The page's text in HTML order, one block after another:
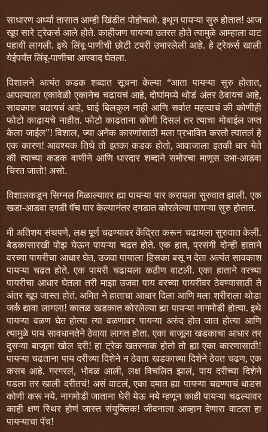
साधारण अर्ध्या तासात आम्ही खिंडीत पोहोचलो. इथून पायऱ्या सुरु होतात! आज
खूप सारे ट्रेकर्स आले होते. काहीजण पायऱ्या उतरत होते त्यामुळे आम्हाला वाट
पहावी लागली. इथे लिंबू-पाणीची छोटी टपरी उभारलेली आहे. हे ट्रेकर्स खाली
येईपर्यंत लिंबू-पाणीचा आस्वाद घेतला.
विशालने अत्यंत कडक शब्दात सूचना केल्या “आता पायऱ्या सुरु होतात,
आपल्याला एकावेळी एकानेच चढायचं आहे, दोघांमध्ये थोडं अंतर ठेवायचं आहे,
सावकाश चढायचं आहे, घाई बिलकुल नाही आणि सर्वात महत्वाचं की कोणीही
फोटो काढायचे नाहीत. फोटो काढताना कोणी दिसलं तर त्याचा मोबाईल जप्त
केला जाईल”! विशाल, ज्या अनेक कारणांसाठी मला प्रभावित करतो त्यातलं हे
एक कारण! आवश्यक तिथे तो इतका कडक होतो, आवाजाला इतकी धार येते
की त्याच्या कडक वाणीने आणि धारदार शब्दाने समोरचा माणूस उभा-आडवा
चिरत जातो! असो.
विशालकडून सिग्नल मिळाल्यावर ह्या पायऱ्या पार करायला सुरुवात झाली. एक
खडा-आडवा दगडी पॅच पार केल्यानंतर दगडात कोरलेल्या पायऱ्या सुरु होतात.
मी अतिशय संथपणे, लक्ष पूर्ण चढण्यावर केंद्रित करून चढायला सुरुवात केली.
बेडकासारखी पोझ घेऊन पायऱ्या चढत होते. एक हात, प्रसंगी दोन्ही हाताने
वरच्या पायरीचा आधार घेत, उजवा पायाला हिसका बसू न देता अत्यंत सावकाश
पायऱ्या चढत होते. एक पायरी चढायला कठीण वाटली. एका हाताने वरच्या
पायरीचा आधार घेतला तरी माझा उजवा पाय वरच्या पायरीवर ठेवण्यासाठी ते
अंतर खूप जास्त होतं. अमित ने हाताचा आधार दिला आणि मला शरीराला थोडा
जर्क द्यावा लागला! कातळ खडकात कोरलेल्या ह्या पायऱ्या नागमोडी होत्या. इथे
पायऱ्या वळण घेत होत्या त्या वळणावर पायऱ्या अरुंद होत जात होत्या आणि
त्यामुळे पाय सावधानतेने ठेवावा लागत होता. एका बाजूला खडकाचा आधार तर
दुसऱ्या बाजूला खोल दरी! हा ट्रेक खतरनाक होतो तो ह्या एका कारणासाठी!
पायऱ्या चढताना पाय दरीच्या दिशेने न ठेवता खडकाच्या दिशेने ठेवत चढण, एक
कसब आहे. गरगरलं, भोवळ आली, लक्ष विचलित झालं, पाय दरीच्या दिशेने
पडला तर खाली दरीतचं! असं वाटलं, एका दमात ह्या पायऱ्या चढण्याचं धाडस
कोणी करू नये. नागमोडी जाताना घेरी येऊ नये म्हणून काही पायऱ्या चढल्यावर
काही क्षण स्थिर होणं जास्त संयुक्तिक! जीवनाला आव्हान देणारा वाटला हा
पायऱ्याचा पॅच!